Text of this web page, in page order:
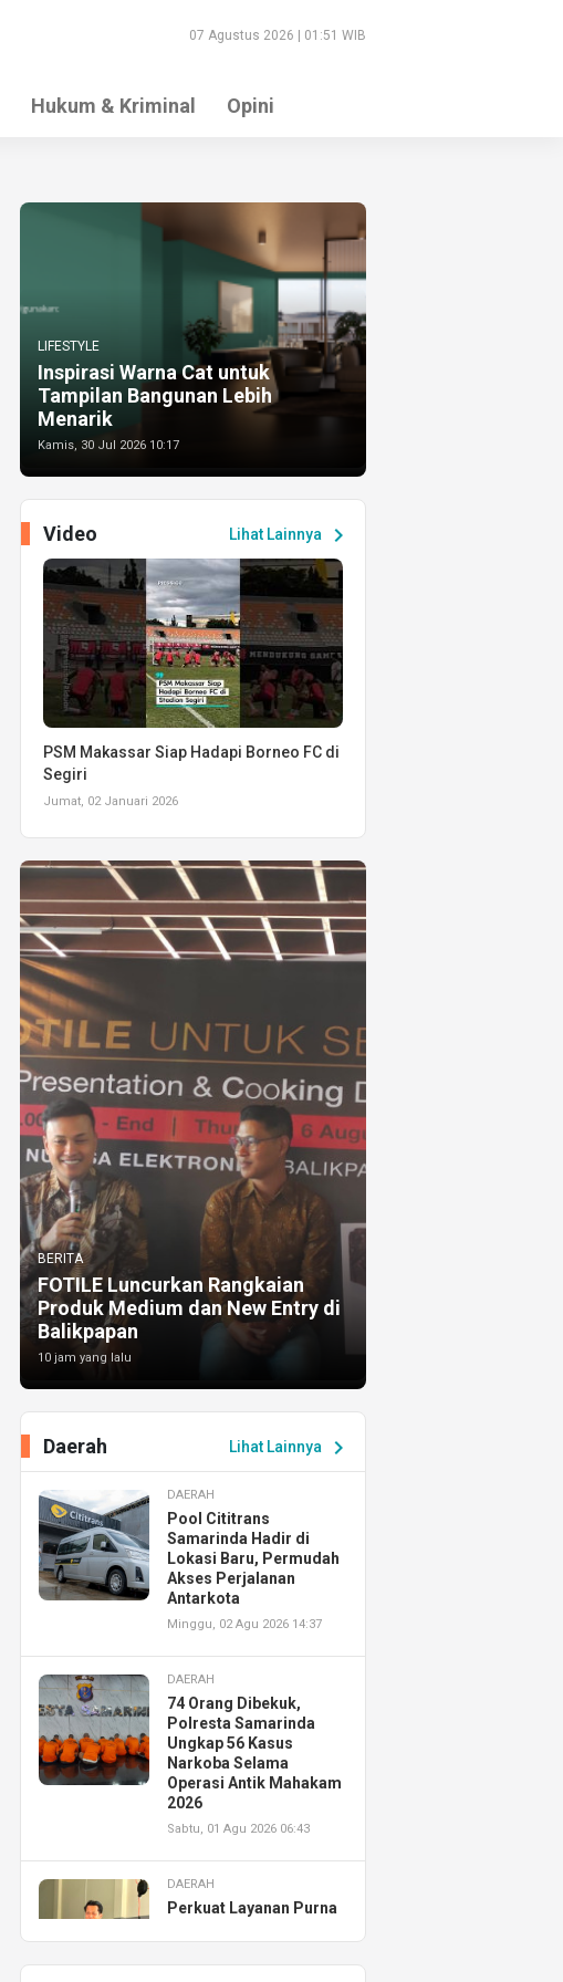
07 Agustus 2026 | 01:51 WIB
Hukum & Kriminal Opini
LIFESTYLE
Inspirasi Warna Cat untuk
Tampilan Bangunan Lebih
Menarik
Kamis, 30 Jul 2026 10:17
Lihat Lainnya chevron_right
Video
PSM Makassar Siap Hadapi Borneo FC di
Segiri
Jumat, 02 Januari 2026
BERITA
FOTILE Luncurkan Rangkaian
Produk Medium dan New Entry di
Balikpapan
10 jam yang lalu
Lihat Lainnya chevron_right
Daerah
DAERAH
Pool Cititrans
Samarinda Hadir di
Lokasi Baru, Permudah
Akses Perjalanan
Antarkota
Minggu, 02 Agu 2026 14:37
DAERAH
74 Orang Dibekuk,
Polresta Samarinda
Ungkap 56 Kasus
Narkoba Selama
Operasi Antik Mahakam
2026
Sabtu, 01 Agu 2026 06:43
DAERAH
Perkuat Layanan Purna
Resmikan AHASS